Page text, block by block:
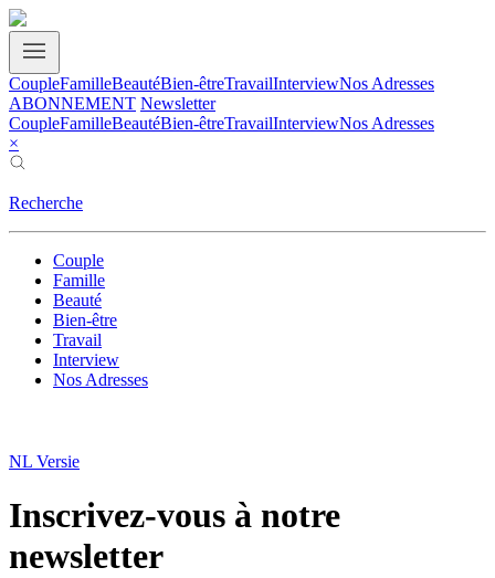
CoupleFamilleBeautéBien-êtreTravailInterviewNos Adresses
ABONNEMENT Newsletter
CoupleFamilleBeautéBien-êtreTravailInterviewNos Adresses
×
Recherche
Couple
Famille
Beauté
Bien-être
Travail
Interview
Nos Adresses
NL Versie
Inscrivez-vous à notre
newsletter